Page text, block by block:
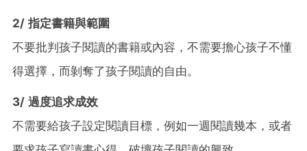
2/ 指定書籍與範圍
不要批判孩子閱讀的書籍或內容，不需要擔心孩子不懂
得選擇，而剝奪了孩子閱讀的自由。
3/ 過度追求成效
不需要給孩子設定閱讀目標，例如一週閱讀幾本，或者